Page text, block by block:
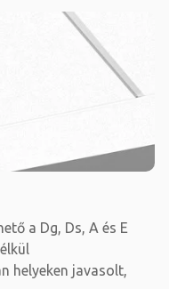
a Dg, Ds, A és E
helyeken javasolt,